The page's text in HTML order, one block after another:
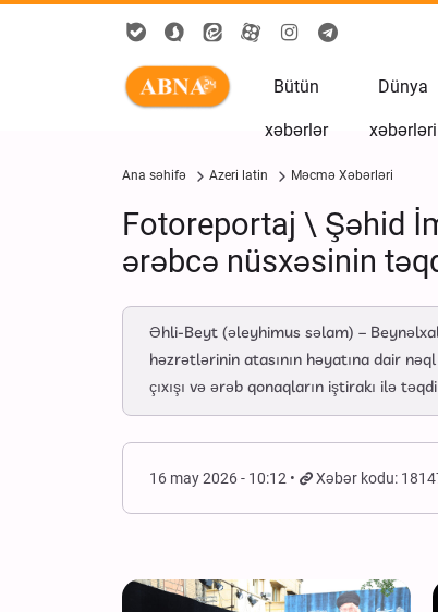
Bütün
xəbərlər
Dünya
xəbərləri
Ana səhifə Azeri latin Məcmə Xəbərləri
Fotoreportaj \ Şəhid
ərəbcə nüsxəsinin
Əhli-Beyt (əleyhimus səlam) –
həzrətlərinin atasının həyatına dair
çıxışı və ərəb qonaqların iştirakı ilə
16 may 2026 - 10:12 Xəbər kodu: